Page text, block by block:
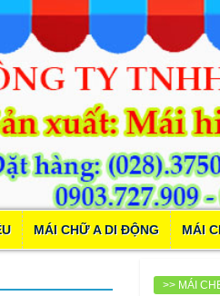
MÁI CHỮ A DI ĐỘNG MÁI
>> MÁI